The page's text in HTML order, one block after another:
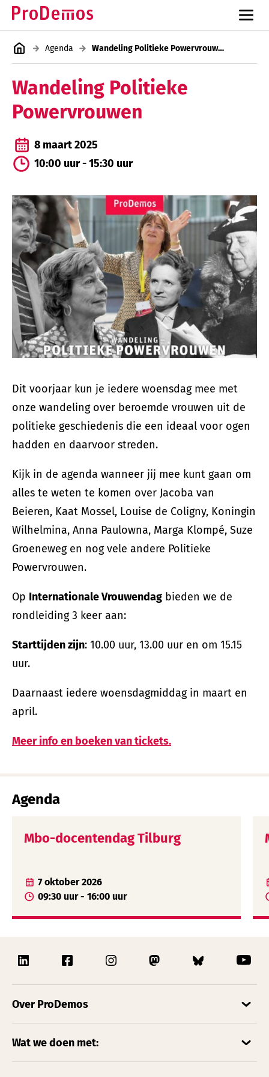
Agenda Wandeling Politieke Powervrouwen
Wandeling Politieke
Powervrouwen
8 maart 2025
10:00 uur - 15:30 uur
Dit voorjaar kun je iedere woensdag mee met
onze wandeling over beroemde vrouwen uit de
politieke geschiedenis die een ideaal voor ogen
hadden en daarvoor streden.
Kijk in de agenda wanneer jij mee kunt gaan om
alles te weten te komen over Jacoba van
Beieren, Kaat Mossel, Louise de Coligny, Koningin
Wilhelmina, Anna Paulowna, Marga Klompé, Suze
Groeneweg en nog vele andere Politieke
Powervrouwen.
Op Internationale Vrouwendag bieden we de
rondleiding 3 keer aan:
Starttijden zijn: 10.00 uur, 13.00 uur en om 15.15
uur.
Daarnaast iedere woensdagmiddag in maart en
april.
Meer info en boeken van tickets.
Agenda
Mbo-docentendag Tilburg
7 oktober 2026
09:30 uur - 16:00 uur
Over ProDemos
Wat we doen met: